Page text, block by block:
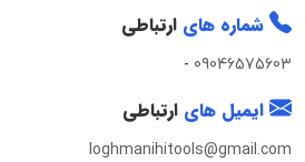
شماره های ارتباطی
09046575603
-
ایمیل های ارتباطی
loghmanihitools@gmail.com